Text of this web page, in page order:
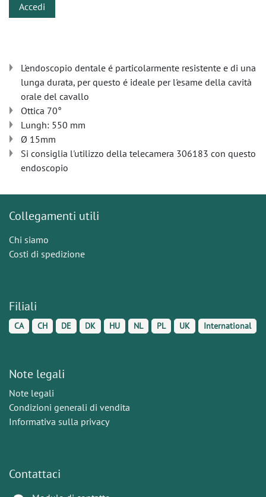
Accedi
L'endoscopio dentale é particolarmente resistente e di una
lunga durata, per questo é ideale per l'esame della cavità
orale del cavallo
Ottica 70°
Lungh: 550 mm
Ø 15mm
Si consiglia l'utilizzo della telecamera 306183 con questo
endoscopio
Collegamenti utili
Chi siamo
Costi di spedizione
Filiali
CA CH DE DK HU NL PL UK International
Note legali
Note legali
Condizioni generali di vendita
Informativa sulla privacy
Contattaci